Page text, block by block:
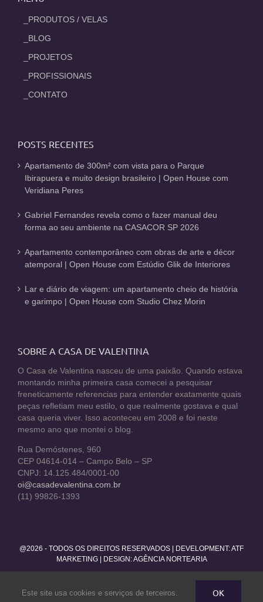
_PRODUTOS / VELAS
_BLOG
_PROJETOS
_PROFISSIONAIS
_CONTATO
POSTS RECENTES
Apartamento de 300m² com vista para o Parque
Ibirapuera e muito design brasileiro | Open House com
Veridiana Peres
Gabriel Fernandes revela como o fazer manual deu
forma ao seu ambiente na CASACOR SP 2026
Apartamento contemporâneo com obras de arte e décor
atemporal | Open House com Estúdio Glik de Interiores
Lar e diário de viagem: um apartamento cheio de história
e garimpo | Open House com Studio Chez Morin
SOBRE A CASA DE VALENTINA
O Casa de Valentina nasceu de uma paixão. Quando estava
montando minha primeira casa comecei a pesquisar
freneticamente referencias para entender exatamente quais
peças refletiam meu estilo, o que realmente gostava e qual
casa queria viver. Isso aconteceu em 2008 e foi neste
mesmo ano que montei o blog.
Rua Demóstenes, 960
CEP 04614-014 – Campo Belo – SP
CNPJ: 14.125.484/0001-00
oi@casadevalentina.com.br
(11) 99826-1393
@2026 - TODOS OS DIREITOS RESERVADOS | DEVELOPMENT:ATF
MARKETING| DESIGN: AGÊNCIA NORTEARIA
FacebookTwitterInstagramPinterestYouTube
Este site usa cookies e serviços de terceiros. OK